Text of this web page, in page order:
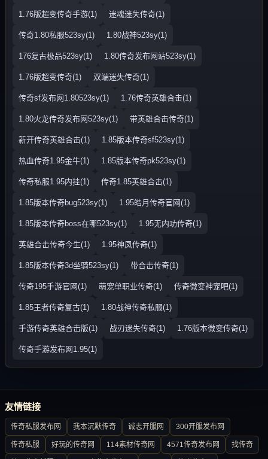
1.76版超变传奇手游(1) 迷魂迷失传奇(1)
传奇1.80私服523sy(1) 1.80战神523sy(1)
176复古极品523sy(1) 1.80传奇发布网站523sy(1)
1.76版超变传奇(1) 双端迷失传奇(1)
传奇sf发布网1.80523sy(1) 1.76传奇英雄合击(1)
1.80火龙传奇发布网523sy(1) 带英雄合击传奇(1)
新开传奇英雄合击(1) 1.85版本传奇sf523sy(1)
热血传奇1.95金牛(1) 1.85版本传奇pk523sy(1)
传奇私服1.95内挂(1) 传奇1.85英雄合击(1)
1.85版本传奇bug523sy(1) 1.95皓月传奇官网(1)
1.85版本传奇boss在哪523sy(1) 1.95无内功传奇(1)
英雄合击传奇今生(1) 1.95神凤传奇(1)
1.85版本传奇3d坐骑523sy(1) 带合击传奇(1)
传奇195手游官网(1) 萌宠单职业传奇(1) 传奇微变神宠吧(1)
1.85王者传奇复古(1) 1.80战神传奇私服(1)
手游传奇英雄合击版(1) 战刃迷失传奇(1) 1.76版本微变传奇(1)
传奇手游发布网1.95(1)
友情链接
传奇私服发布网 我本沉默传奇 诚志开服网 300开服发布网
传奇私服 好玩的传奇网 114素材传奇网 4571传奇发布网 找传奇